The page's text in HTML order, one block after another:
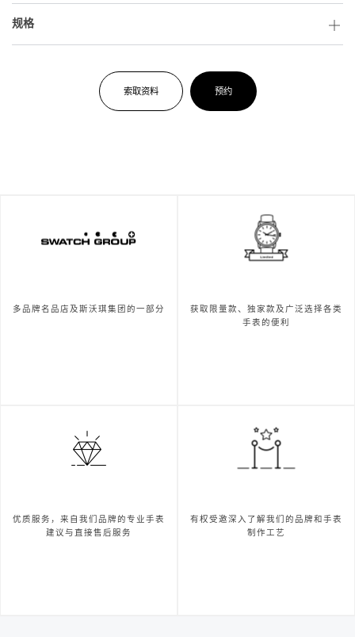
规格
索取资料 预约
多品牌名品店及斯沃琪集团的一部分
获取限量款、独家款及广泛选择各类
手表的便利
优质服务，来自我们品牌的专业手表
建议与直接售后服务
有权受邀深入了解我们的品牌和手表
制作工艺